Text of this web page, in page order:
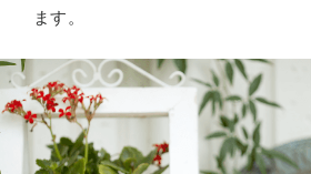
ます。